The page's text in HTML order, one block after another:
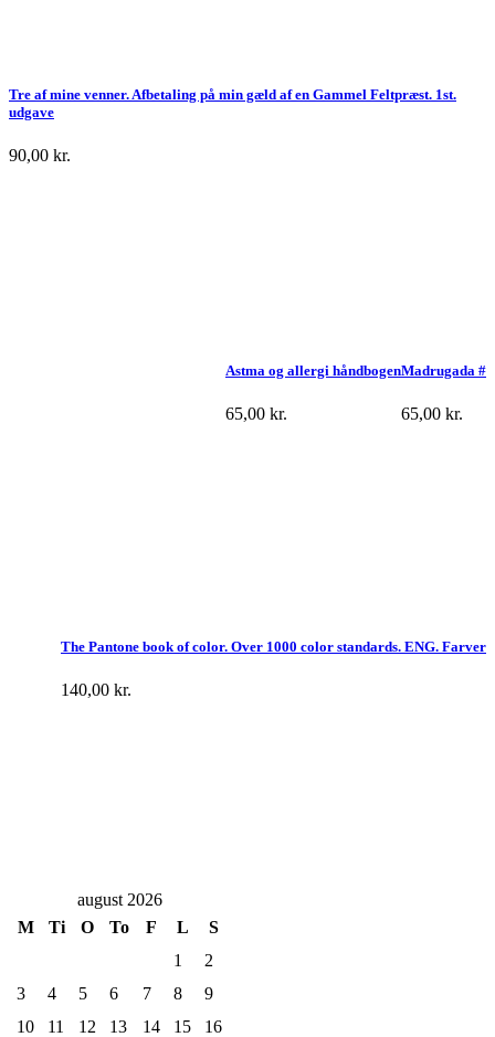
Tre af mine venner. Afbetaling på min gæld af en Gammel Feltpræst. 1st.
udgave
90,00 kr.
Madrugada #
65,00 kr.
Astma og allergi håndbogen
65,00 kr.
The Pantone book of color. Over 1000 color standards. ENG. Farver
140,00 kr.
august 2026
M
Ti O To F L
S
1
2
3
4 5 6 7 8
9
10
11 12 13 14 15
16